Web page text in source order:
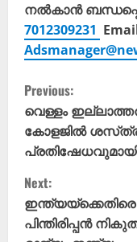
നൽകാൻ
7012309231
C
o
n
t
i
Previous:
വെള്ളം
കോളജിൽ
Next:
പിന്തിരിപ്പൻ